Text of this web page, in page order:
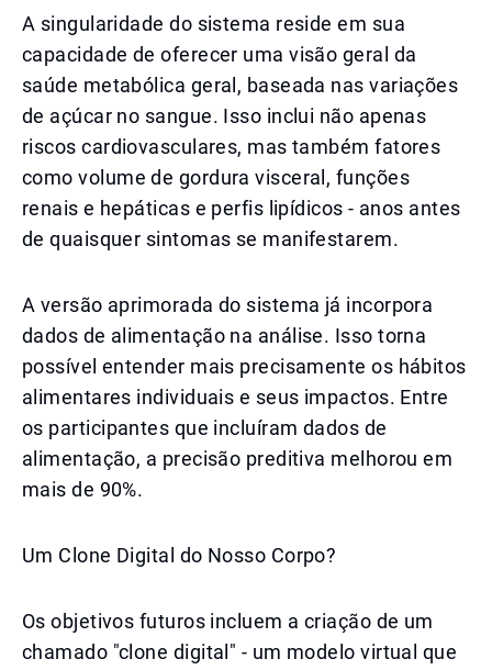
A singularidade do sistema reside em sua
capacidade de oferecer uma visão geral da
saúde metabólica geral, baseada nas variações
de açúcar no sangue. Isso inclui não apenas
riscos cardiovasculares, mas também fatores
como volume de gordura visceral, funções
renais e hepáticas e perfis lipídicos - anos antes
de quaisquer sintomas se manifestarem.
A versão aprimorada do sistema já incorpora
dados de alimentação na análise. Isso torna
possível entender mais precisamente os hábitos
alimentares individuais e seus impactos. Entre
os participantes que incluíram dados de
alimentação, a precisão preditiva melhorou em
mais de 90%.
Um Clone Digital do Nosso Corpo?
Os objetivos futuros incluem a criação de um
chamado "clone digital" - um modelo virtual que